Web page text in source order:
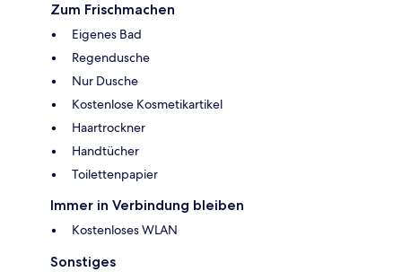
Zum Frischmachen
Eigenes Bad
Regendusche
Nur Dusche
Kostenlose Kosmetikartikel
Haartrockner
Handtücher
Toilettenpapier
Immer in Verbindung bleiben
Kostenloses WLAN
Sonstiges